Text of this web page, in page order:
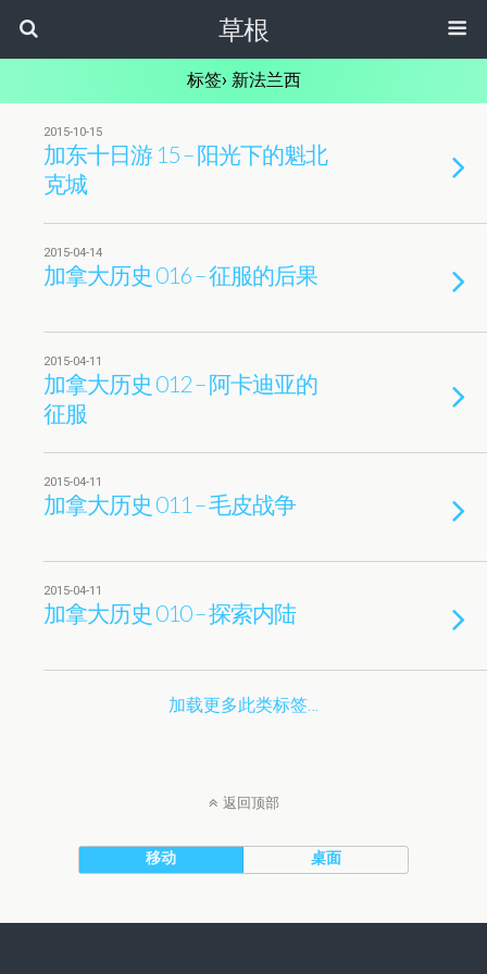
草根
标签› 新法兰西
2015-10-15
加东十日游 15 – 阳光下的魁北
克城
2015-04-14
加拿大历史 016 – 征服的后果
2015-04-11
加拿大历史 012 – 阿卡迪亚的
征服
2015-04-11
加拿大历史 011 – 毛皮战争
2015-04-11
加拿大历史 010 – 探索内陆
加载更多此类标签…
返回顶部
移动 桌面